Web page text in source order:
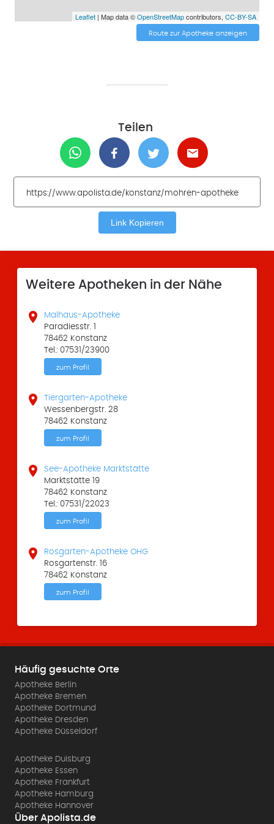
Leaflet| Map data ©OpenStreetMapcontributors, CC-BY-SA
Route zur Apotheke anzeigen
Teilen
Link Kopieren
Weitere Apotheken in der Nähe

Malhaus-Apotheke
Paradiesstr. 1
78462 Konstanz
Tel.: 07531/23900
zum Profil

Tiergarten-Apotheke
Wessenbergstr. 28
78462 Konstanz
zum Profil

See-Apotheke Marktstätte
Marktstätte 19
78462 Konstanz
Tel.: 07531/22023
zum Profil

Rosgarten-Apotheke OHG
Rosgartenstr. 16
78462 Konstanz
zum Profil
Häufig gesuchte Orte
Apotheke Berlin
Apotheke Bremen
Apotheke Dortmund
Apotheke Dresden
Apotheke Düsseldorf
Apotheke Duisburg
Apotheke Essen
Apotheke Frankfurt
Apotheke Hamburg
Apotheke Hannover
Über Apolista.de